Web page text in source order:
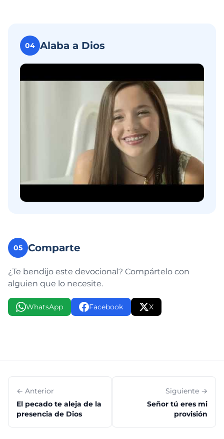
04 Alaba a Dios
05 Comparte
¿Te bendijo este devocional? Compártelo con
alguien que lo necesite.
WhatsApp Facebook X
← Anterior
El pecado te aleja de la
presencia de Dios
Siguiente →
Señor tú eres mi
provisión